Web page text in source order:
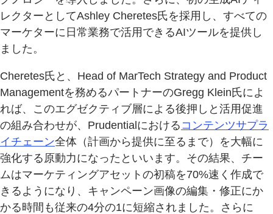
レクターとしてAshley Cheretes氏を採用し、すべての
マーケターに日常業務で活用できるAIツールを提供し
ました。
Cheretes氏と、Head of MarTech Strategy and Product
Managementを務めるパートナーのGregg Klein氏によ
れば、このエグゼクティブ層による後押しと活用促進
の組み合わせが、Prudentialにおける コンテンツサプラ
イチェーン全体（計画から提供に至るまで）を大幅に
強化する原動力になったといいます。その結果、チー
ムはマーケティングアセットの初稿を70%速く作成で
きるようになり、キャンペーン画像の編集・修正にか
かる時間も従来の4分の1に短縮されました。さらに